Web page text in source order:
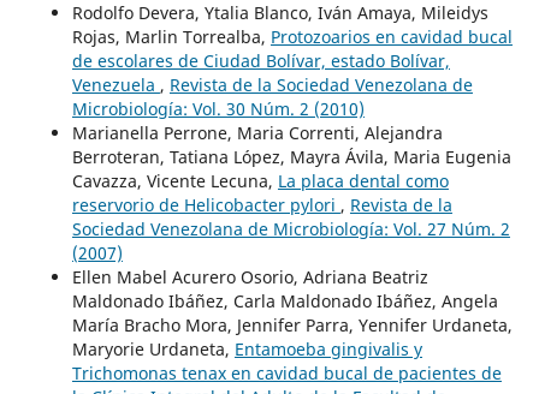
Rodolfo Devera, Ytalia Blanco, Iván Amaya, Mileidys
Rojas, Marlin Torrealba, Protozoarios en cavidad bucal
de escolares de Ciudad Bolívar, estado Bolívar,
Venezuela , Revista de la Sociedad Venezolana de
Microbiología: Vol. 30 Núm. 2 (2010)
Marianella Perrone, Maria Correnti, Alejandra
Berroteran, Tatiana López, Mayra Ávila, Maria Eugenia
Cavazza, Vicente Lecuna, La placa dental como
reservorio de Helicobacter pylori , Revista de la
Sociedad Venezolana de Microbiología: Vol. 27 Núm. 2
(2007)
Ellen Mabel Acurero Osorio, Adriana Beatriz
Maldonado Ibáñez, Carla Maldonado Ibáñez, Angela
María Bracho Mora, Jennifer Parra, Yennifer Urdaneta,
Maryorie Urdaneta, Entamoeba gingivalis y
Trichomonas tenax en cavidad bucal de pacientes de